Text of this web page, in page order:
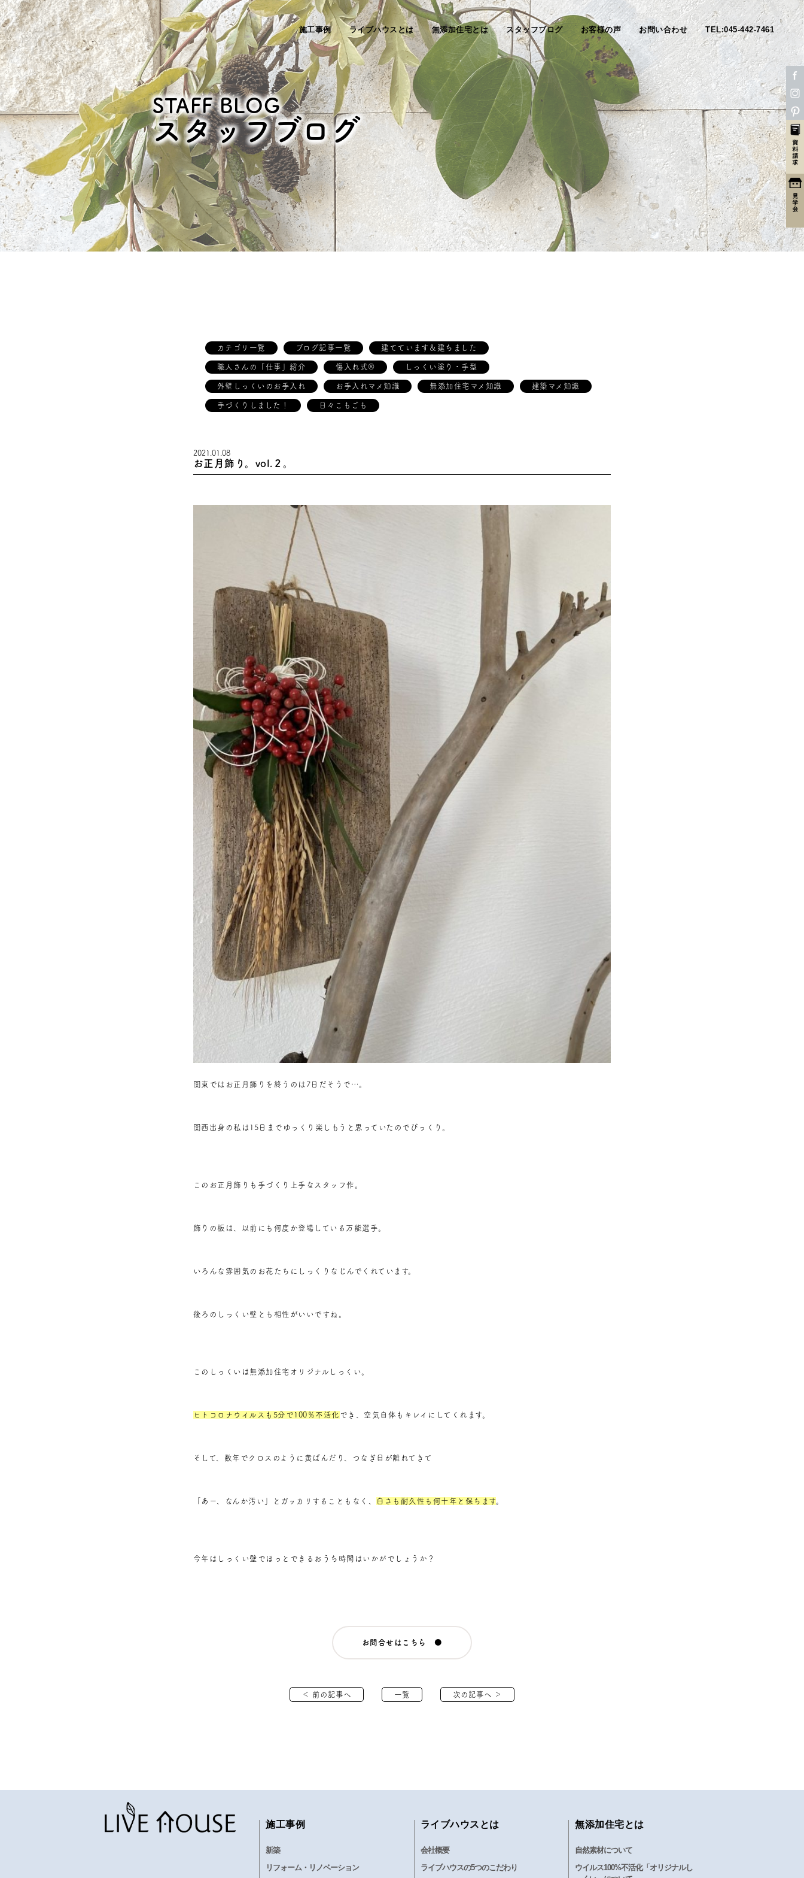
施工事例 ライブハウスとは 無添加住宅とは スタッフブログ お客様の声 お問い合わせ TEL:045-442-7461
STAFF BLOG
スタッフブログ
カテゴリ一覧 ブログ記事一覧 建てています＆建ちました
職人さんの「仕事」紹介 傷入れ式® しっくい塗り・手型
外壁しっくいのお手入れ お手入れマメ知識 無添加住宅マメ知識 建築マメ知識
手づくりしました！ 日々こもごも
2021.01.08
お正月飾り。vol.２。
関東ではお正月飾りを終うのは7日だそうで…。
関西出身の私は15日までゆっくり楽しもうと思っていたのでびっくり。
このお正月飾りも手づくり上手なスタッフ作。
飾りの板は、以前にも何度か登場している万能選手。
いろんな雰囲気のお花たちにしっくりなじんでくれています。
後ろのしっくい壁とも相性がいいですね。
このしっくいは無添加住宅オリジナルしっくい。
ヒトコロナウイルスも5分で100％不活化 でき、空気自体もキレイにしてくれます。
そして、数年でクロスのように黄ばんだり、つなぎ目が離れてきて
「あー、なんか汚い」とガッカリすることもなく、 白さも耐久性も何十年と保ちます。
今年はしっくい壁でほっとできるおうち時間はいかがでしょうか？
お問合せはこちら ●
＜ 前の記事へ 一覧 次の記事へ ＞
施工事例
新築
リフォーム・リノベーション
ライブハウスとは
会社概要
ライブハウスの5つのこだわり
無添加住宅とは
自然素材について
ウイルス100%不活化「オリジナルし